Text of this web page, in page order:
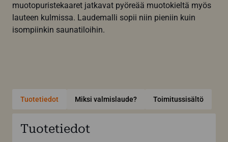
muotopuristekaaret jatkavat pyöreää muotokieltä myös
lauteen kulmissa. Laudemalli sopii niin pieniin kuin
isompiinkin saunatiloihin.
Tuotetiedot Miksi valmislaude? Toimitussisältö
Tuotetiedot